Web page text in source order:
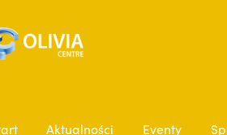
Aktualności Eventy